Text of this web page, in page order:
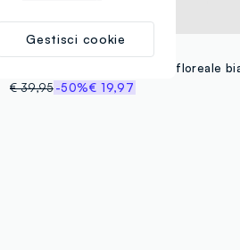
LES COPAINS
€ 39,95-50%€ 19,97
Gestisci cookie